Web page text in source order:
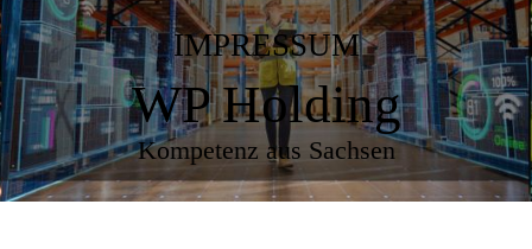
IMPRESSUM
WP Holding
Kompetenz aus Sachsen